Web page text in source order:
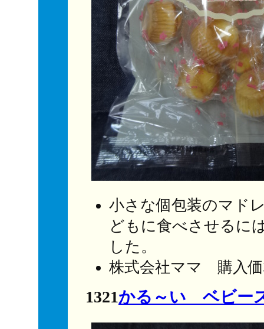
小さな個包装のマド
どもに食べさせるに
した。
株式会社ママ 購入価
1321かる～い ベビー